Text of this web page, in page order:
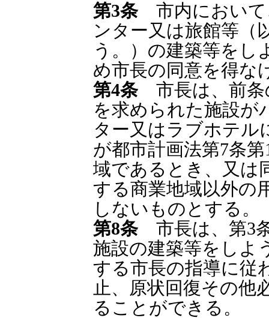
第3条市内において
ンター又は旅館等（
う。）の建築等をし
め市長の同意を得な
第4条市長は、前条
を求められた施設が
ター又はラブホテル
が都市計画法第7条
域であるとき、又は
する商業地域以外の
しないものとする。
第8条市長は、第3
施設の建築等をしよ
する市長の指導に従
止、原状回復その他
ることができる。